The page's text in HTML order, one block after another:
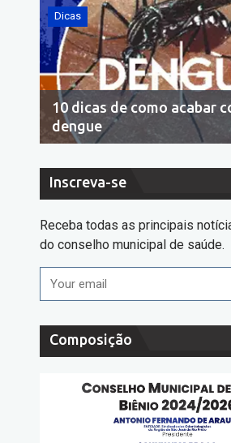
Dicas
10 dicas de como acabar
dengue
Inscreva-se
Receba todas as principais
do conselho municipal de saúde.
Composição